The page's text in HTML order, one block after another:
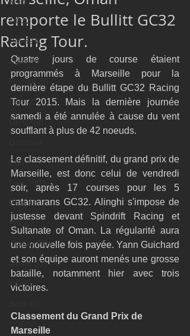
GC32
Diam24
Class40
Mach 6.50
Farr 30
ORMA60
D35
Farr 280
Fast 40
PAC52
Ocean Fifty
Mini 6.50
RORC
remporte le Bullitt GC32
Racing Tour.
Quatre jours de course étaient
programmés à Marseille pour la
dernière étape du Bullitt GC32 Racing
Tour 2015. Mais la dernière journée
samedi a été annulée à cause du vent
soufflant à plus de 42 noeuds.
Le classement définitif, du grand prix de
Marseille, est donc celui de vendredi
soir, après 17 courses pour les 5
catamarans GC32. Alinghi s'impose de
justesse devant Spindrift Racing et
Sultanate of Oman. La régularité aura
une nouvelle fois payée. Yann Guichard
et son équipe auront menés une grosse
bataille, notamment hier avec trois
victoires.
Classement du Grand Prix de
Marseille